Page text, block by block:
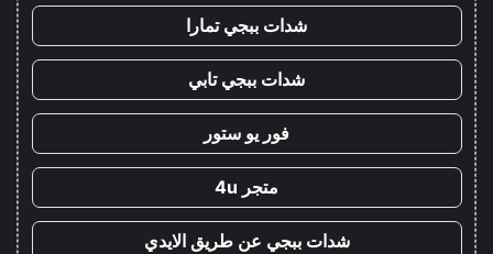
شدات ببجي تمارا
شدات ببجي تابي
فور يو ستور
متجر 4u
شدات ببجي عن طريق الايدي